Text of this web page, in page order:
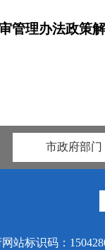
管理办法政策
市政府部门
标识码：